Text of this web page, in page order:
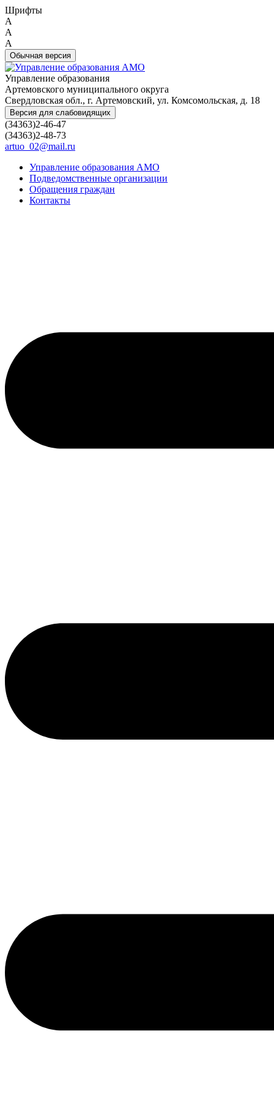
Шрифты
A
A
A
Обычная версия
Управление образования
Артемовского муниципального округа
Свердловская обл., г. Артемовский, ул. Комсомольская, д. 18
Версия для слабовидящих
(34363)2-46-47
(34363)2-48-73
artuo_02@mail.ru
Управление образования АМО
Подведомственные организации
Обращения граждан
Контакты